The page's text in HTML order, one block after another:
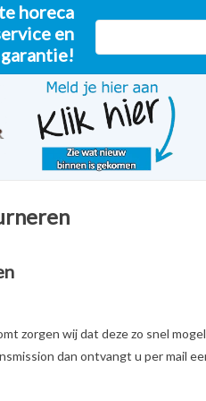
horeca
en
garantie!
zorgen wij dat deze zo snel
dan ontvangt u per mail